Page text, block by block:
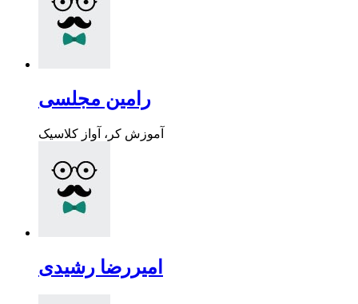
رامین مجلسی
آموزش کر، آواز کلاسیک
امیررضا رشیدی